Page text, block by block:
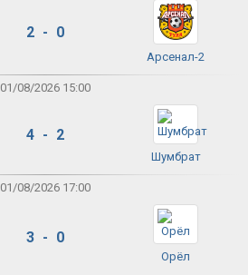
2 - 0
Арсенал-2
01/08/2026 15:00
4 - 2
Шумбрат
01/08/2026 17:00
3 - 0
Орёл